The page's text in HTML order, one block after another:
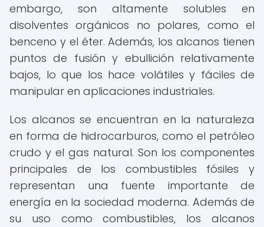
embargo, son altamente solubles en
disolventes orgánicos no polares, como el
benceno y el éter. Además, los alcanos tienen
puntos de fusión y ebullición relativamente
bajos, lo que los hace volátiles y fáciles de
manipular en aplicaciones industriales.
Los alcanos se encuentran en la naturaleza
en forma de hidrocarburos, como el petróleo
crudo y el gas natural. Son los componentes
principales de los combustibles fósiles y
representan una fuente importante de
energía en la sociedad moderna. Además de
su uso como combustibles, los alcanos